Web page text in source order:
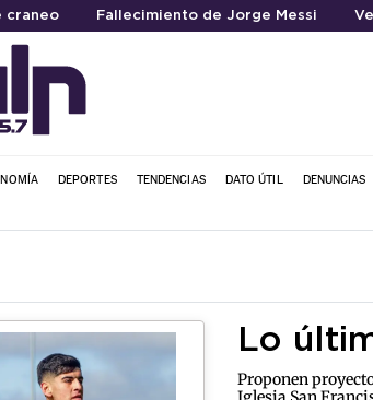
craneo Fallecimiento de Jorge Messi
DEPORTES TENDENCIAS DATO ÚTIL DENUNCIAS
Lo
Proponen